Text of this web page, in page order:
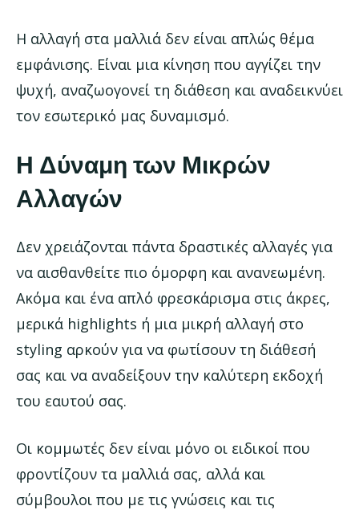
Η αλλαγή στα μαλλιά δεν είναι απλώς θέμα
εμφάνισης. Είναι μια κίνηση που αγγίζει την
ψυχή, αναζωογονεί τη διάθεση και αναδεικνύει
τον εσωτερικό μας δυναμισμό.
Η Δύναμη των Μικρών
Αλλαγών
Δεν χρειάζονται πάντα δραστικές αλλαγές για
να αισθανθείτε πιο όμορφη και ανανεωμένη.
Ακόμα και ένα απλό φρεσκάρισμα στις άκρες,
μερικά highlights ή μια μικρή αλλαγή στο
styling αρκούν για να φωτίσουν τη διάθεσή
σας και να αναδείξουν την καλύτερη εκδοχή
του εαυτού σας.
Οι κομμωτές δεν είναι μόνο οι ειδικοί που
φροντίζουν τα μαλλιά σας, αλλά και
σύμβουλοι που με τις γνώσεις και τις